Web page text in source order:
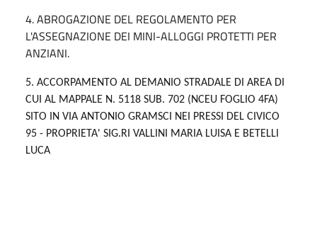
4. ABROGAZIONE DEL REGOLAMENTO PER
L'ASSEGNAZIONE DEI MINI-ALLOGGI PROTETTI PER
ANZIANI.
5. ACCORPAMENTO AL DEMANIO STRADALE DI AREA DI
CUI AL MAPPALE N. 5118 SUB. 702 (NCEU FOGLIO 4FA)
SITO IN VIA ANTONIO GRAMSCI NEI PRESSI DEL CIVICO
95 - PROPRIETA' SIG.RI VALLINI MARIA LUISA E BETELLI
LUCA